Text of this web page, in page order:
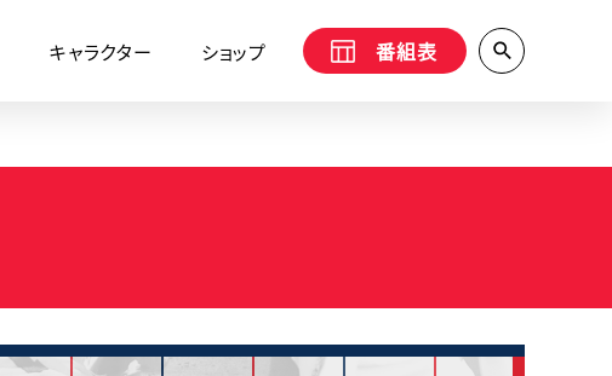
キャラクター ショップ 番組表